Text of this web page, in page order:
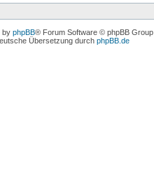
by phpBB® Forum Software © phpBB Group
Übersetzung durch phpBB.de